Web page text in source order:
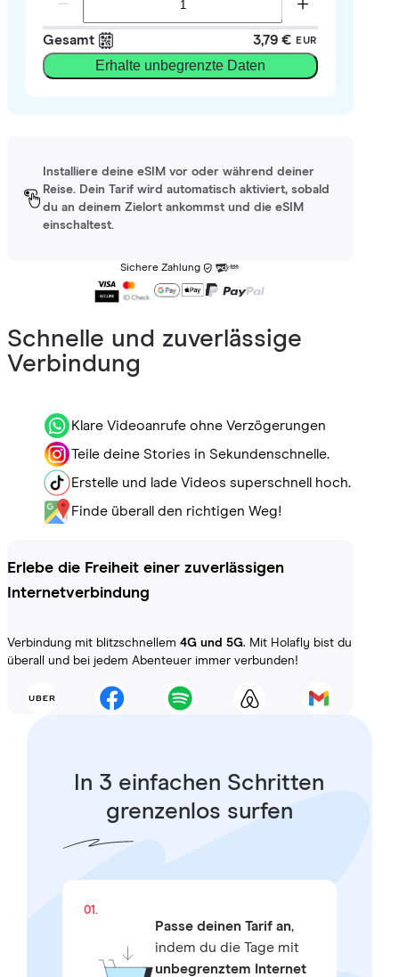
Gesamt 3,79 € EUR
Erhalte unbegrenzte Daten
Installiere deine eSIM vor oder während deiner
Reise. Dein Tarif wird automatisch aktiviert, sobald
du an deinem Zielort ankommst und die eSIM
einschaltest.
Sichere Zahlung
Schnelle und zuverlässige
Verbindung
Klare Videoanrufe ohne Verzögerungen
Teile deine Stories in Sekundenschnelle.
Erstelle und lade Videos superschnell hoch.
Finde überall den richtigen Weg!
Erlebe die Freiheit einer zuverlässigen
Internetverbindung
Verbindung mit blitzschnellem 4G und 5G. Mit Holafly bist du
überall und bei jedem Abenteuer immer verbunden!
In 3 einfachen Schritten
grenzenlos surfen
01.
Passe deinen Tarif an,
indem du die Tage mit
unbegrenztem Internet